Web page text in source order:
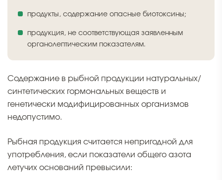
продукты, содержание опасные биотоксины;
продукция, не соответствующая заявленным
органолептическим показателям.
Содержание в рыбной продукции натуральных/
синтетических гормональных веществ и
генетически модифицированных организмов
недопустимо.
Рыбная продукция считается непригодной для
употребления, если показатели общего азота
летучих оснований превысили: